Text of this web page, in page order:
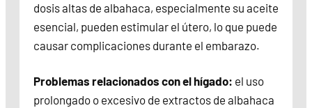
dosis altas de albahaca, especialmente su aceite
esencial, pueden estimular el útero, lo que puede
causar complicaciones durante el embarazo.
Problemas relacionados con el hígado: el uso
prolongado o excesivo de extractos de albahaca